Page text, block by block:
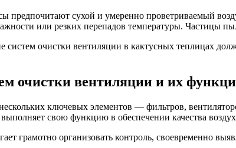
предпочитают сухой и умеренно проветриваемый
или резких перепадов температуры. Частицы
систем очистки вентиляции в кактусных теплицах
очистки вентиляции и их
ключевых элементов — фильтров,
свою функцию в обеспечении качества
грамотно организовать контроль, своевременно